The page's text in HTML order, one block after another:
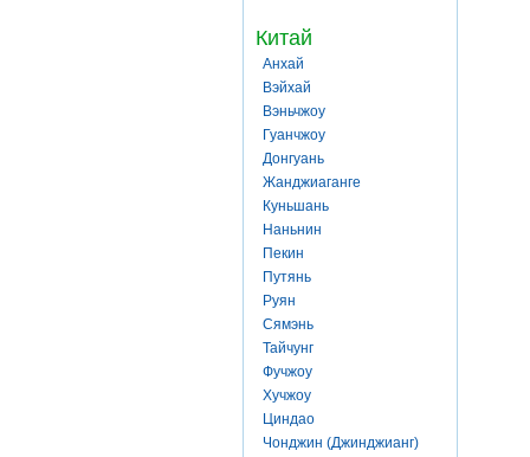
Китай
Анхай
Вэйхай
Вэньчжоу
Гуанчжоу
Донгуань
Жанджиаганге
Куньшань
Наньнин
Пекин
Путянь
Руян
Сямэнь
Тайчунг
Фучжоу
Хучжоу
Циндао
Чонджин (Джинджианг)